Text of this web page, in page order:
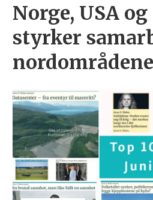
Norge, USA
styrker
nordområdene